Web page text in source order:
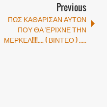
Previous
ΠΩΣ ΚΑΘΑΡΙΣΑΝ ΑΥΤΩΝ
ΠΟΥ ΘΑ ΈΡΙΧΝΕ ΤΗΝ
ΜΕΡΚΕΛ!!!!.... ( ΒΙΝΤΕΟ ) .....